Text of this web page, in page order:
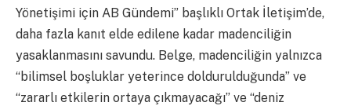
Yönetişimi için AB Gündemi” başlıklı Ortak İletişim’de,
daha fazla kanıt elde edilene kadar madenciliğin
yasaklanmasını savundu. Belge, madenciliğin yalnızca
“bilimsel boşluklar yeterince doldurulduğunda” ve
“zararlı etkilerin ortaya çıkmayacağı” ve “deniz